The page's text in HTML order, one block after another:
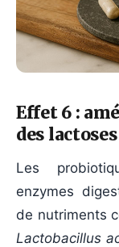
Effet 6 :
des
Les
enzymes
de nutriments
Lactobacillus